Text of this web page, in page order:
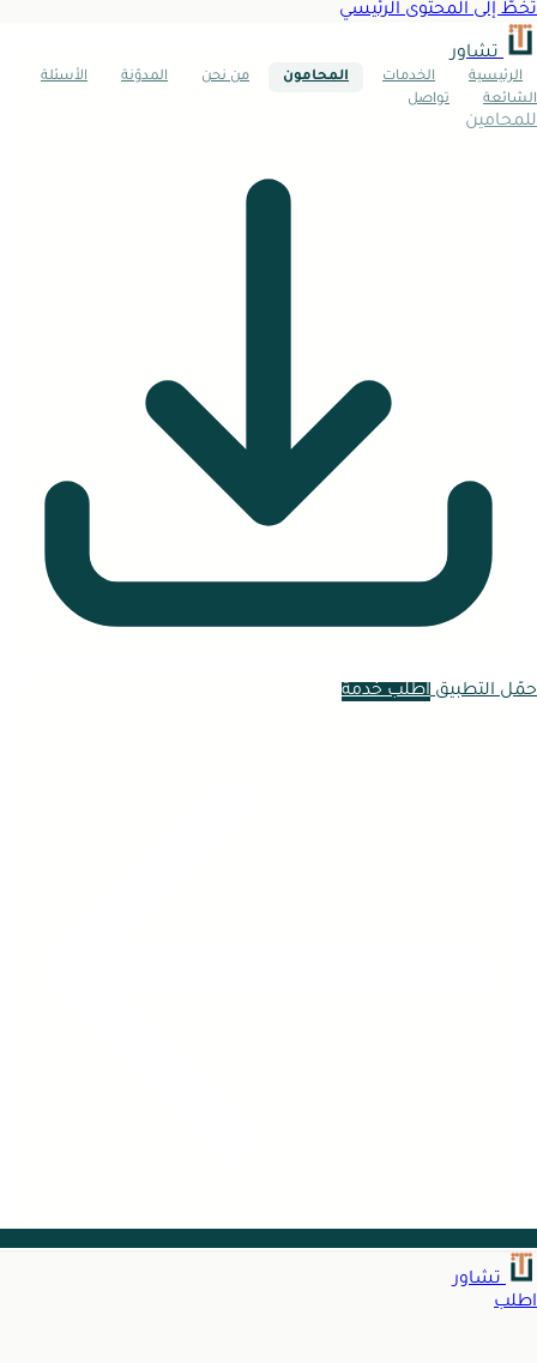
تخطَّ إلى المحتوى الرئيسي
تشاور
الرئيسية الخدمات المحامون من نحن المدوّنة
الأسئلة
الشائعة
تواصل
للمحامين
حمّل التطبيقاطلب خدمة
تشاور
اطلب